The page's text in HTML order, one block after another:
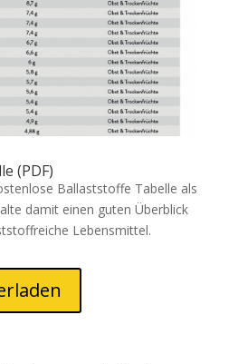
(PDF)
Ballaststoffe Tabelle als
damit einen guten Überblick
Lebensmittel.